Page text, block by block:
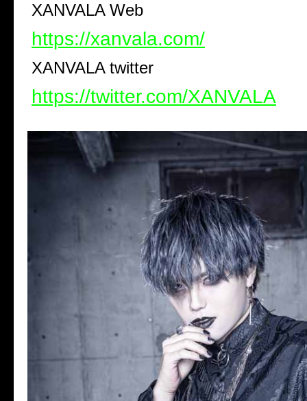
XANVALA Web
https://xanvala.com/
XANVALA twitter
https://twitter.com/XANVALA